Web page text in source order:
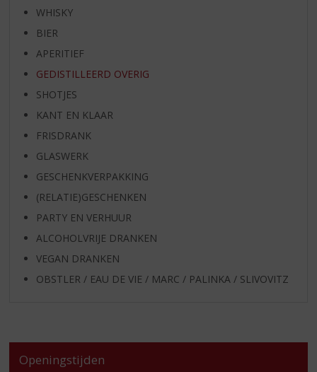
WHISKY
BIER
APERITIEF
GEDISTILLEERD OVERIG
SHOTJES
KANT EN KLAAR
FRISDRANK
GLASWERK
GESCHENKVERPAKKING
(RELATIE)GESCHENKEN
PARTY EN VERHUUR
ALCOHOLVRIJE DRANKEN
VEGAN DRANKEN
OBSTLER / EAU DE VIE / MARC / PALINKA / SLIVOVITZ
Openingstijden